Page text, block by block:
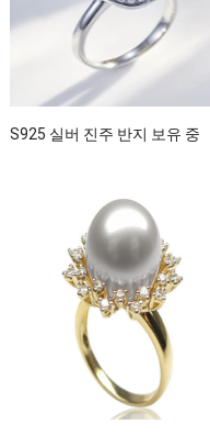
S925 실버 진주 반지 보유 중